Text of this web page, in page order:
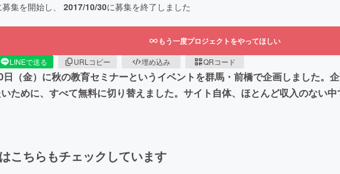
募集を開始し、 2017/10/30に募集を終了しました
もう一度プロジェクトをやってほしい
LINEで送る URLコピー 埋め込み QRコード
（金）に秋の教育セミナーというイベントを群馬・前橋で企画しました。
ために、すべて無料に切り替えました。サイト自体、ほとんど収入のない
こちらもチェックしています